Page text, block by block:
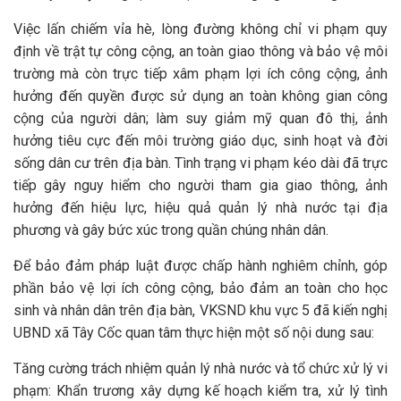
Việc lấn chiếm vỉa hè, lòng đường không chỉ vi phạm quy
định về trật tự công cộng, an toàn giao thông và bảo vệ môi
trường mà còn trực tiếp xâm phạm lợi ích công cộng, ảnh
hưởng đến quyền được sử dụng an toàn không gian công
cộng của người dân; làm suy giảm mỹ quan đô thị, ảnh
hưởng tiêu cực đến môi trường giáo dục, sinh hoạt và đời
sống dân cư trên địa bàn. Tình trạng vi phạm kéo dài đã trực
tiếp gây nguy hiểm cho người tham gia giao thông, ảnh
hưởng đến hiệu lực, hiệu quả quản lý nhà nước tại địa
phương và gây bức xúc trong quần chúng nhân dân.
Để bảo đảm pháp luật được chấp hành nghiêm chỉnh, góp
phần bảo vệ lợi ích công cộng, bảo đảm an toàn cho học
sinh và nhân dân trên địa bàn, VKSND khu vực 5 đã kiến nghị
UBND xã Tây Cốc quan tâm thực hiện một số nội dung sau:
Tăng cường trách nhiệm quản lý nhà nước và tổ chức xử lý vi
phạm: Khẩn trương xây dựng kế hoạch kiểm tra, xử lý tình